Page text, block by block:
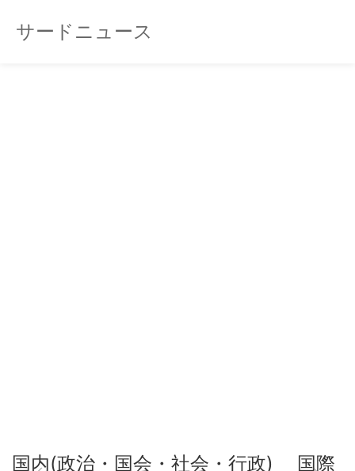
サードニュース
国内(政治・国会・社会・行政) 国際